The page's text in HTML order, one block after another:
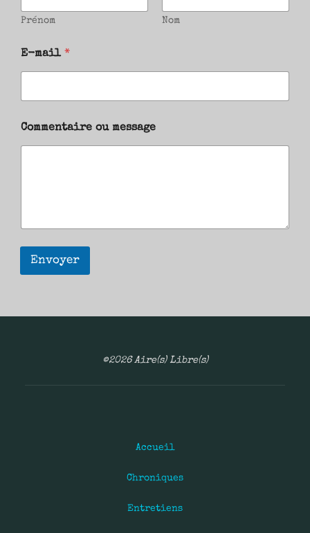
Prénom Nom
E-mail *
Commentaire ou message
Envoyer
©2026 Aire(s) Libre(s)
Accueil
Chroniques
Entretiens